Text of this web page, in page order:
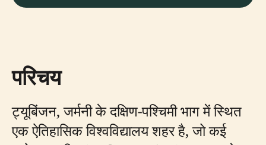
परिचय
ट्यूबिंजन, जर्मनी के दक्षिण-पश्चिमी भाग में स्थित
एक ऐतिहासिक विश्वविद्यालय शहर है, जो कई